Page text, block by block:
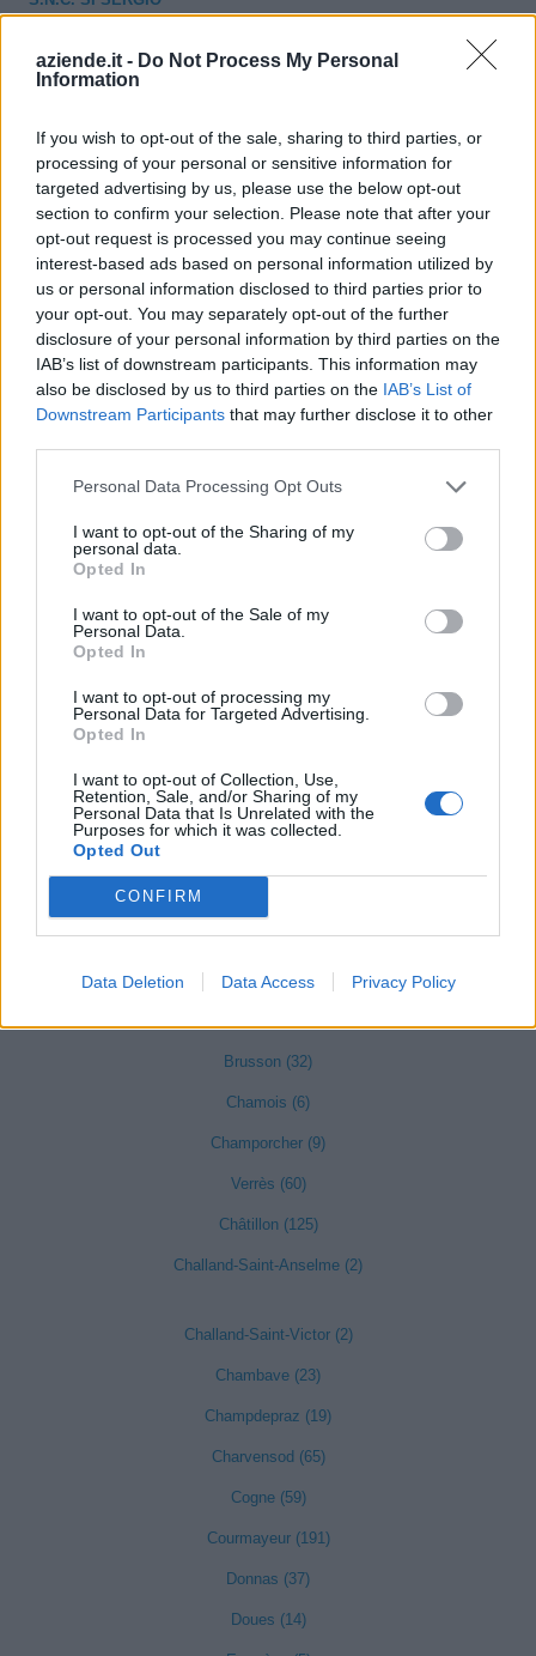
aziende.it - Do Not Process My Personal
Information
If you wish to opt-out of the sale, sharing to third parties, or
processing of your personal or sensitive information for
targeted advertising by us, please use the below opt-out
section to confirm your selection. Please note that after your
opt-out request is processed you may continue seeing
interest-based ads based on personal information utilized by
us or personal information disclosed to third parties prior to
your opt-out. You may separately opt-out of the further
disclosure of your personal information by third parties on the
IAB’s list of downstream participants. This information may
also be disclosed by us to third parties on the IAB’s List of
Downstream Participants that may further disclose it to other
Personal Data Processing Opt Outs
I want to opt-out of the Sharing of my
personal data.
Opted In
I want to opt-out of the Sale of my
Personal Data.
Opted In
I want to opt-out of processing my
Personal Data for Targeted Advertising.
Opted In
I want to opt-out of Collection, Use,
Retention, Sale, and/or Sharing of my
Personal Data that Is Unrelated with the
Purposes for which it was collected.
Opted Out
CONFIRM
Data Deletion Data Access Privacy Policy
GRANGE SANDRO
M. & C. DI
MOCHET MAURA
& C. S.S.
Pré-Saint-Didier
CANDIOTA ALEX Pré-Saint-Didier
1 2
Visualizza tutti i comuni della
provincia di Aosta
Aymavilles (35)
Antey-Saint-André (2)
Aosta (875)
Arnad (38)
Bard (2)
Bionaz (12)
Brusson (32)
Chamois (6)
Champorcher (9)
Verrès (60)
Châtillon (125)
Challand-Saint-Anselme (2)
Challand-Saint-Victor (2)
Chambave (23)
Champdepraz (19)
Charvensod (65)
Cogne (59)
Courmayeur (191)
Donnas (37)
Doues (14)